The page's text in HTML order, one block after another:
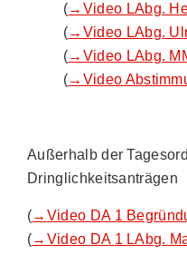
(→Video LAbg.
(→Video LAbg.
(→Video LAbg.
(→Video
Außerhalb der
Dringlichkeitsanträgen
(→Video DA 1
(→Video DA 1 LAbg.